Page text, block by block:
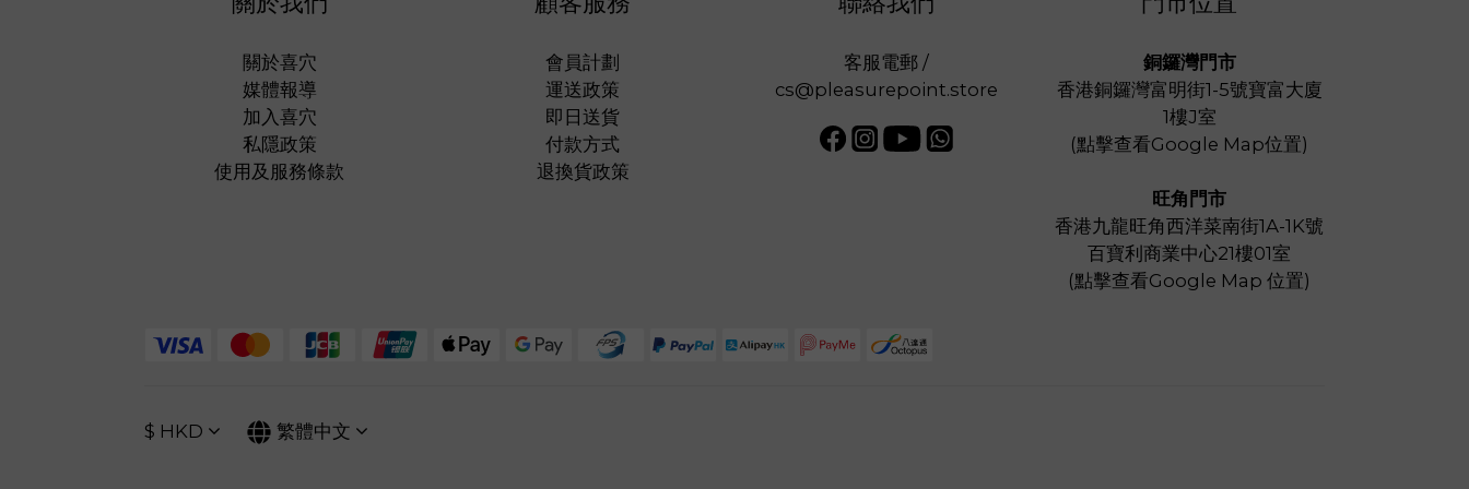
關於喜穴
媒體報導
加入喜穴
私隱政策
使用及服務條款
會員計劃
運送政策
即日送貨
付款方式
退換貨政策
客服電郵 /
cs@pleasurepoint.store
銅鑼灣門市
香港銅鑼灣富明街1-5號寶富大廈
1樓J室
(點擊查看Google Map位置)
旺角門市
香港九龍旺角西洋菜南街1A-1K號
百寶利商業中心21樓01室
(點擊查看Google Map 位置)
$ HKD 繁體中文